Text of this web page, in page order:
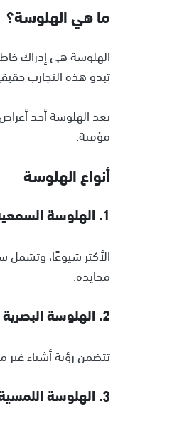
ما هي الهلوسة؟
الهلوسة هي إدراك
تبدو هذه التجارب
تعد الهلوسة أحد
مؤقتة.
أنواع الهلوسة
1. الهلوسة السمعية
الأكثر شيوعًا، وتشمل
محايدة.
2. الهلوسة البصرية
تتضمن رؤية أشياء
3. الهلوسة اللمسية